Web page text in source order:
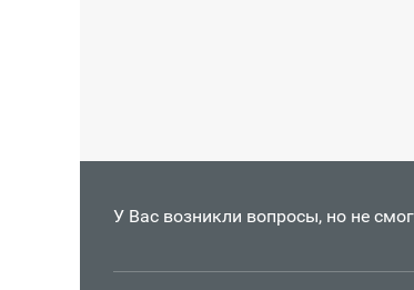
У Вас возникли вопросы, но не